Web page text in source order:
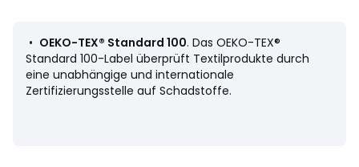
Masse
• 40 x 40 cm
• 65 x 65 cm
• OEKO-TEX® Standard 100. Das OEKO-TEX®
Standard 100-Label überprüft Textilprodukte durch
eine unabhängige und internationale
Zertifizierungsstelle auf Schadstoffe.